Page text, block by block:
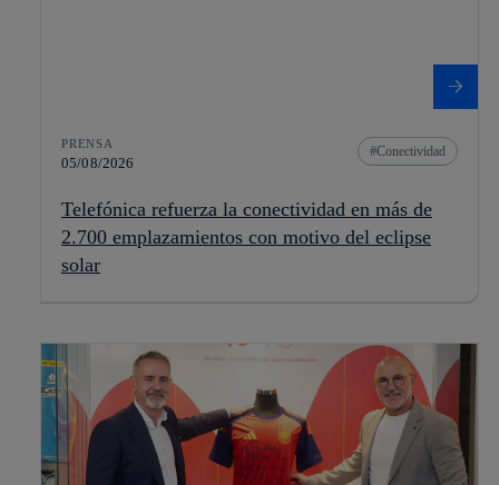
PRENSA
05/08/2026
Conectividad
Telefónica refuerza la conectividad en más de
2.700 emplazamientos con motivo del eclipse
solar